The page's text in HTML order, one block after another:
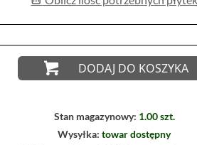
DODAJ DO KOSZYKA
Stan magazynowy: 1.00 szt.
Wysyłka: towar dostępny